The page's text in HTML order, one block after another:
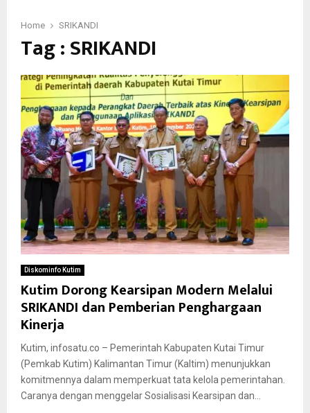
Home SRIKANDI
Tag : SRIKANDI
Diskominfo Kutim
Kutim Dorong Kearsipan Modern Melalui
SRIKANDI dan Pemberian Penghargaan
Kinerja
Kutim, infosatu.co – Pemerintah Kabupaten Kutai Timur
(Pemkab Kutim) Kalimantan Timur (Kaltim) menunjukkan
komitmennya dalam memperkuat tata kelola pemerintahan.
Caranya dengan menggelar Sosialisasi Kearsipan dan...